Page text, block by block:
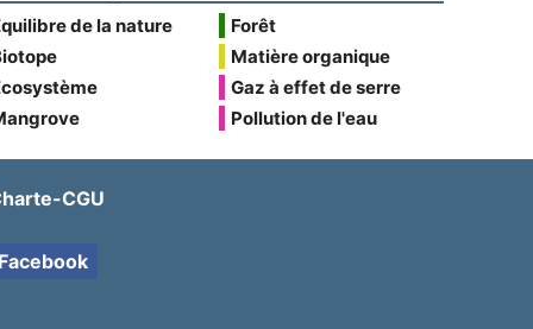
de la nature
Forêt
Matière organique
Gaz à effet de serre
Pollution de l'eau
CGU
Facebook